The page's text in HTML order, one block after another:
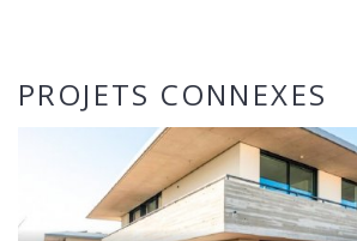
PROJETS CONNEXES